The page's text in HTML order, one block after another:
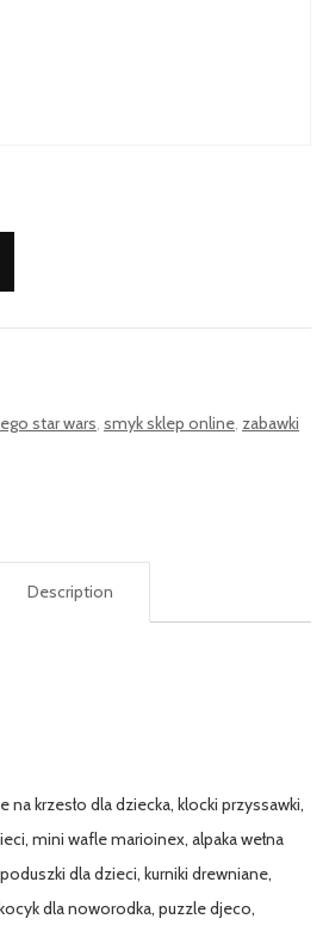
star wars, smyk sklep online, zabawki
Description
na krzesło dla dziecka, klocki przyssawki,
mini wafle marioinex, alpaka wełna
dla dzieci, kurniki drewniane,
dla noworodka, puzzle djeco,